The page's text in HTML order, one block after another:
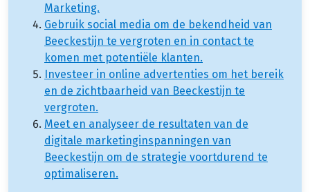
Marketing.
Gebruik social media om de bekendheid van
Beeckestijn te vergroten en in contact te
komen met potentiële klanten.
Investeer in online advertenties om het bereik
en de zichtbaarheid van Beeckestijn te
vergroten.
Meet en analyseer de resultaten van de
digitale marketinginspanningen van
Beeckestijn om de strategie voortdurend te
optimaliseren.